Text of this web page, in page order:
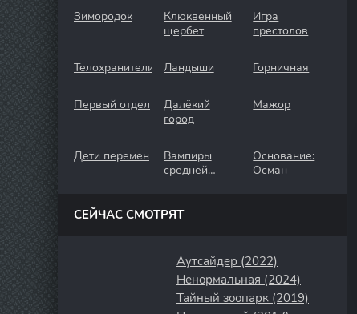
Зимородок
Клюквенный
щербет
Игра
престолов
Телохранители Ландыши Горничная
Первый отдел
Далёкий
город
Мажор
Дети перемен
Вампиры
средней
Основание:
Осман
СЕЙЧАС СМОТРЯТ
Аутсайдер (2022)
Ненормальная (2024)
Тайный зоопарк (2019)